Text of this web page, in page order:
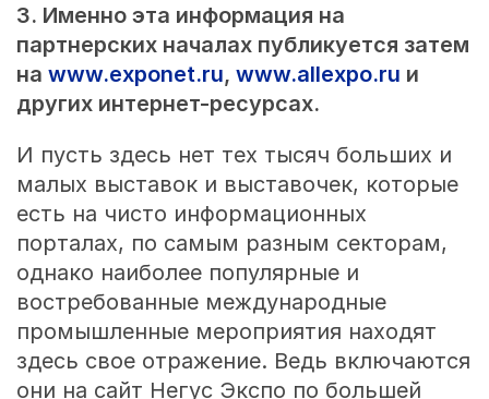
3. Именно эта информация на
партнерских началах публикуется затем
на www.exponet.ru, www.allexpo.ru и
других интернет-ресурсах.
И пусть здесь нет тех тысяч больших и
малых выставок и выставочек, которые
есть на чисто информационных
порталах, по самым разным секторам,
однако наиболее популярные и
востребованные международные
промышленные мероприятия находят
здесь свое отражение. Ведь включаются
они на сайт Негус Экспо по большей